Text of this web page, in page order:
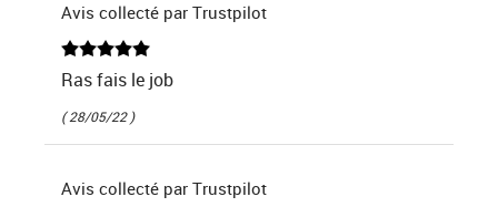
Avis collecté par Trustpilot
Ras fais le job
( 28/05/22 )
Avis collecté par Trustpilot